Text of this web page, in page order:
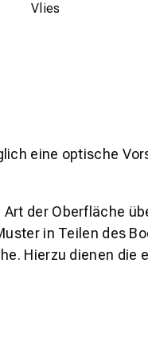
Vlies
eine optische
der Oberfläche
in Teilen des
Hierzu dienen die